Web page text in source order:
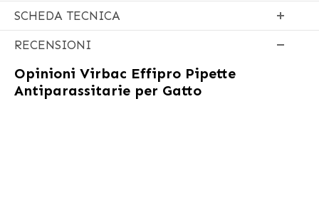
SCHEDA TECNICA
RECENSIONI
Opinioni Virbac Effipro Pipette
Antiparassitarie per Gatto